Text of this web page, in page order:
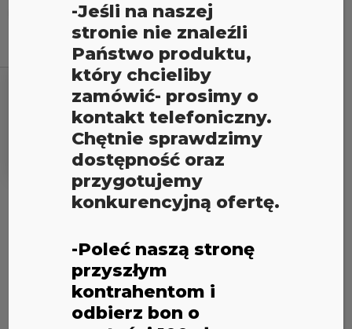
produktów
MINY DYMNE 30MM
BLINK
Domyślne sortowanie
FILTR
-Jeśli na naszej
stronie nie znaleźli
Państwo produktu,
który chcieliby
zamówić- prosimy o
kontakt telefoniczny.
Chętnie sprawdzimy
dostępność oraz
przygotujemy
konkurencyjną ofertę.
-Poleć naszą stronę
przyszłym
kontrahentom i
odbierz bon o